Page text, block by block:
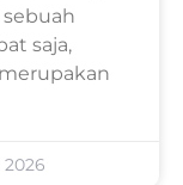
saja,
2026